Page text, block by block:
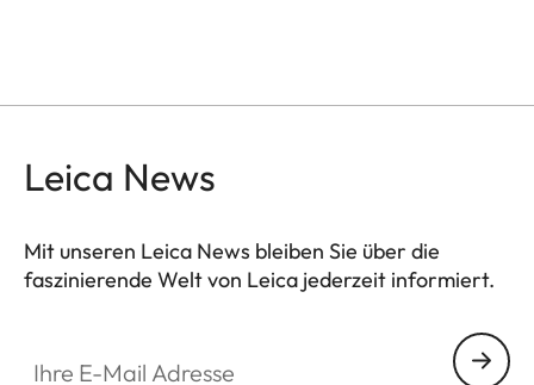
Leica News
Mit unseren Leica News bleiben Sie über die
faszinierende Welt von Leica jederzeit informiert.